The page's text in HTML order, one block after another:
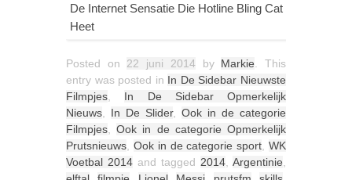
De Internet Sensatie Die Hotline Bling Cat
Heet
Posted on 22 juni 2014 by Markie . This
entry was posted in In De Sidebar Nieuwste
Filmpjes
In De Sidebar Opmerkelijk
Nieuws
In De Slider, Ook in de categorie
Filmpjes ,Ook in de categorie Opmerkelijk
Prutsnieuws Ook in de categorie sport ,WK
Voetbal 2014 and tagged 2014 Argentinie